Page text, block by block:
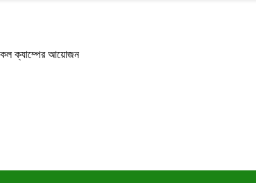
ক্যাম্পের আয়োজন